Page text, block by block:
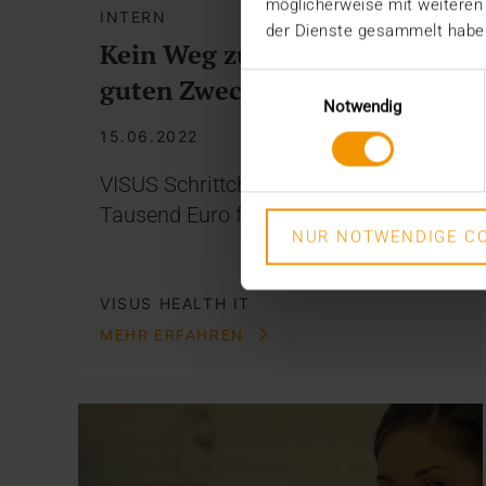
möglicherweise mit
der Dienste gesammelt
Notwendig
NUR NOTWENDIGE
INTERN
Kein Weg zu weit für den
guten Zweck
15.06.2022
VISUS Schrittchallenge bringt 5.000
Tausend Euro für die Ukrainehilfe.
VISUS HEALTH IT
MEHR ERFAHREN